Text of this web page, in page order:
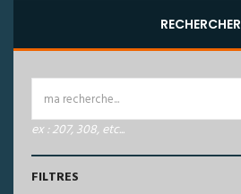
RECHERCHER
ex : 207, 308, etc...
FILTRES